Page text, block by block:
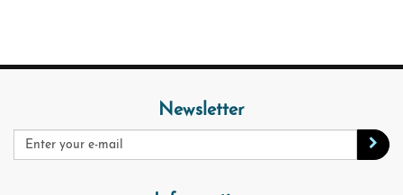
Newsletter